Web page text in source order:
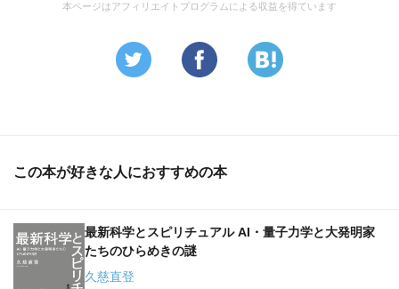
本ページはアフィリエイトプログラムによる収益を得ています
この本が好きな人におすすめの本
最新科学とスピリチュアル AI・量子力学と大発明家
たちのひらめきの謎
久慈直登